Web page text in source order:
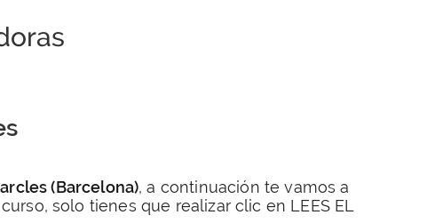
(Barcelona), a continuación te vamos a
solo tienes que realizar clic en LEES EL